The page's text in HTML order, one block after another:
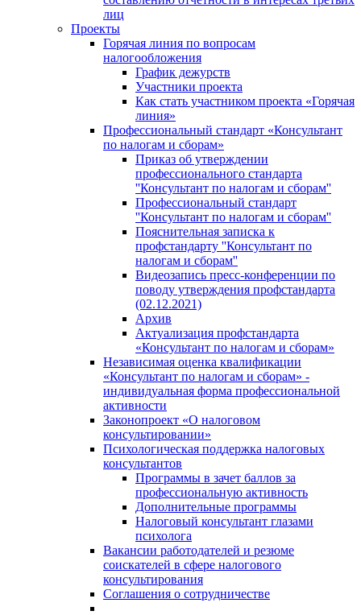
лиц
Проекты
Горячая линия по вопросам
налогообложения
График дежурств
Участники проекта
Как стать участником проекта «Горячая
линия»
Профессиональный стандарт «Консультант
по налогам и сборам»
Приказ об утверждении
профессионального стандарта
''Консультант по налогам и сборам''
Профессиональный стандарт
''Консультант по налогам и сборам''
Пояснительная записка к
профстандарту ''Консультант по
налогам и сборам''
Видеозапись пресс-конференции по
поводу утверждения профстандарта
(02.12.2021)
Архив
Актуализация профстандарта
«Консультант по налогам и сборам»
Независимая оценка квалификации
«Консультант по налогам и сборам» -
индивидуальная форма профессиональной
активности
Законопроект «О налоговом
консультировании»
Психологическая поддержка налоговых
консультантов
Программы в зачет баллов за
профессиональную активность
Дополнительные программы
Налоговый консультант глазами
психолога
Вакансии работодателей и резюме
соискателей в сфере налогового
консультирования
Соглашения о сотрудничестве